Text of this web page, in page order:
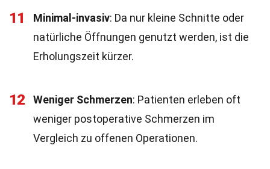
11 Minimal-invasiv: Da nur kleine Schnitte oder
natürliche Öffnungen genutzt werden, ist die
Erholungszeit kürzer.
12 Weniger Schmerzen: Patienten erleben oft
weniger postoperative Schmerzen im
Vergleich zu offenen Operationen.